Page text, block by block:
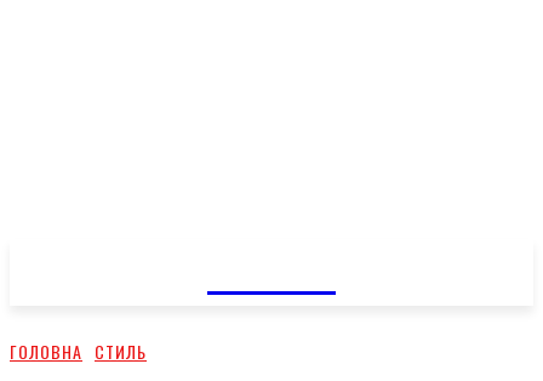
ГОЛОВНА СТИЛЬ